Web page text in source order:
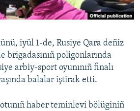
iyül 1-de, Rusiye Qara deñiz
brigadasınıñ poligonlarında
arbiy-sport oyunınıñ finalı
balalar iştirak etti.
haber teminlevi bölüginiñ